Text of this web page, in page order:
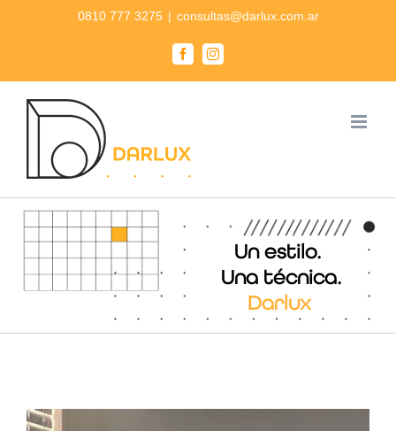
0810 777 3275 | consultas@darlux.com.ar
FacebookInstagram
Un estilo.
Una técnica.
Darlux